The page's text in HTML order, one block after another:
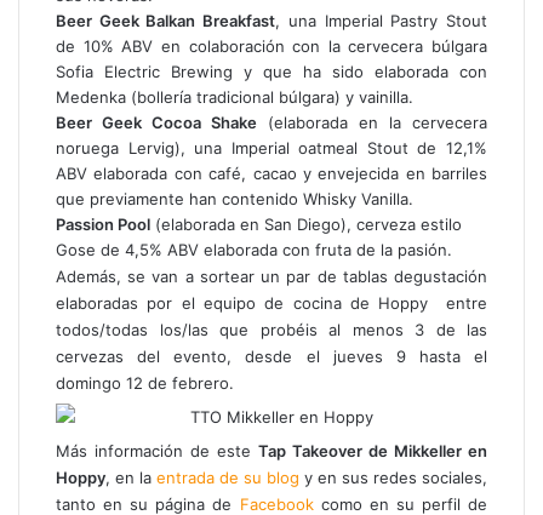
Beer Geek Balkan Breakfast, una Imperial Pastry Stout
de 10% ABV en colaboración con la cervecera búlgara
Sofia Electric Brewing y que ha sido elaborada con
Medenka (bollería tradicional búlgara) y vainilla.
Beer Geek Cocoa Shake (elaborada en la cervecera
noruega Lervig), una Imperial oatmeal Stout de 12,1%
ABV elaborada con café, cacao y envejecida en barriles
que previamente han contenido Whisky Vanilla.
Passion Pool (elaborada en San Diego), cerveza estilo
Gose de 4,5% ABV elaborada con fruta de la pasión.
Además, se van a sortear un par de tablas degustación
elaboradas por el equipo de cocina de Hoppy entre
todos/todas los/las que probéis al menos 3 de las
cervezas del evento, desde el jueves 9 hasta el
domingo 12 de febrero.
Más información de este Tap Takeover de Mikkeller en
Hoppy, en la entrada de su blog y en sus redes sociales,
tanto en su página de Facebookcomo en su perfil de